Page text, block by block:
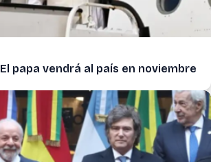
El papa vendrá al país en noviembre